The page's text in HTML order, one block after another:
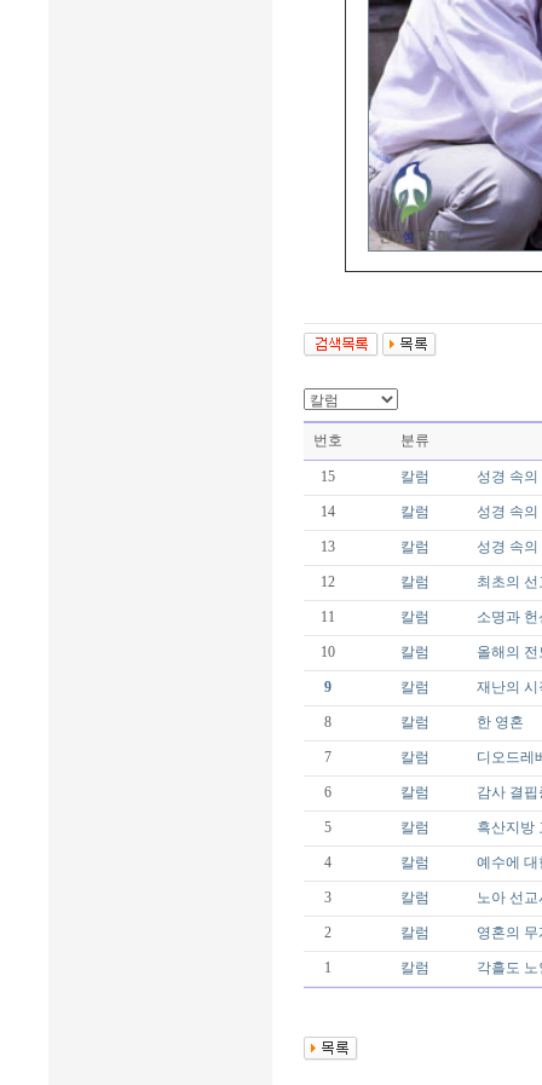
번호 분류
15 칼럼 성경 속
14 칼럼 성경 속의
13 칼럼 성경 속
12 칼럼 최초의
11 칼럼 소명과 헌
10 칼럼 올해의
9 칼럼 재난의 시
8 칼럼 한 영혼
7 칼럼 디오드레
6 칼럼 감사 결핍
5 칼럼 흑산지방
4 칼럼 예수에 대
3 칼럼 노아 선교
2 칼럼 영혼의 무
1 칼럼 각흘도 노